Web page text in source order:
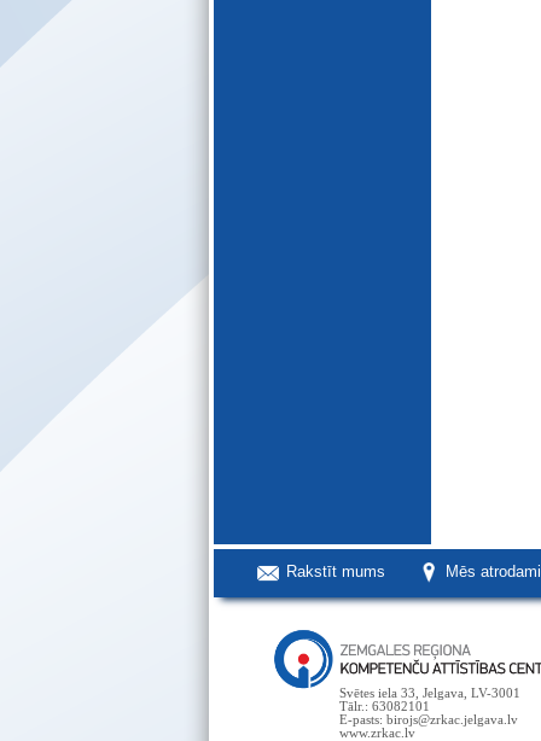
Rakstīt mums Mēs
Svētes iela 33, Jelgava, LV-3001
Tālr.: 63082101
E-pasts: birojs@zrkac.jelgava.lv
www.zrkac.lv